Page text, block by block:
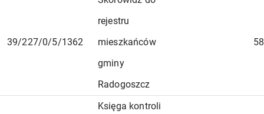
39/227/0/5/1362
rejestru
mieszkańców
gminy
Radogoszcz
58
Księga kontroli